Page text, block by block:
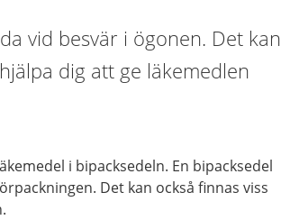
vid besvär i ögonen. Det kan
dig att ge läkemedlen
i bipacksedeln. En bipacksedel
Det kan också finnas viss